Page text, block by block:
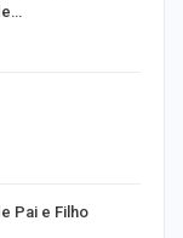
Pai e Filho